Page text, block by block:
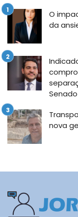
O
da
Senado
nova